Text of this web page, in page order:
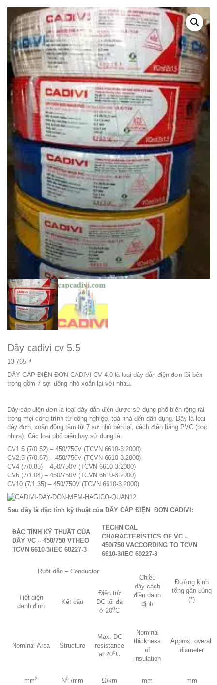
Dây cadivi cv 5.5
13,765 ₫
DÂY CÁP ĐIỆN ĐƠN CADIVI CV 4.0 là loại dây dẫn điện đơn lõi bên
trong gồm 7 sợi đồng nhỏ xoắn lại với nhau.
Dây cáp điện đơn là loại dây dẫn điện được sử dụng phổ biến rộng rãi
trong mọi công trình từ công nghiệp, toà nhà đến dân dụng. Đây là loại
dây đơn, xoắn đồng tâm từ 7 sợ nhỏ bện lại, cách điện bằng PVC (bọc
nhựa). Các loại phổ biến hay sử dụng là:
CV1.5 (7/0.52) – 450/750V (TCVN 6610-3:2000)
CV2.5 (7/0.67) – 450/750V (TCVN 6610-3:2000)
CV4 (7/0.85) – 450/750V (TCVN 6610-3:2000)
CV6 (7/1.04) – 450/750V (TCVN 6610-3:2000)
CV10 (7/1.35) – 450/750V (TCVN 6610-3:2000)
Sau đây là đặc tính kỹ thuật củaDÂY CÁP ĐIỆN ĐƠN CADIVI :
ĐẶC TÍNH KỸ THUẬT CỦA
DÂY VC – 450/750 VTHEO
TCVN 6610-3/IEC 60227-3
TECHNICAL
CHARACTERISTICS OF VC –
450/750 VACCORDING TO TCVN
6610-3/IEC 60227-3
Ruột dẫn – Conductor
Chiều
dày cách
điện danh
định
Đường kính
tổng gần đúng
(*)
Tiết diện
danh định
Kết cấu
Điện trở
DC tối đa
ở 200C
Nominal Area Structure
Max. DC
resistance
at 200C
Nominal
thickness
of
insulation
Approx. overall
diameter
mm2 N0 /mm Ω/km mm mm